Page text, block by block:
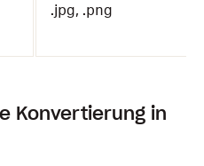
.jpg, .png
Konvertierung in